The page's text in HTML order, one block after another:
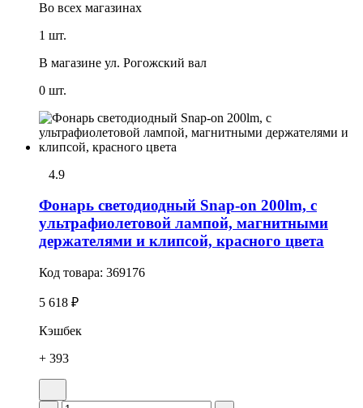
Во всех магазинах
1 шт.
В магазине ул. Рогожский вал
0 шт.
4.9
Фонарь светодиодный Snap-on 200lm, с
ультрафиолетовой лампой, магнитными
держателями и клипсой, красного цвета
Код товара: 369176
5 618 ₽
Кэшбек
+ 393